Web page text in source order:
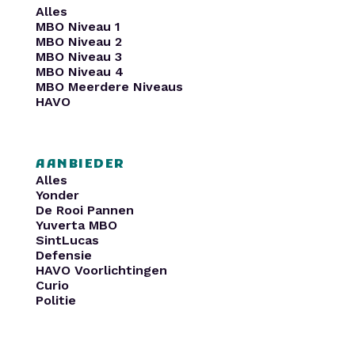
Alles
MBO Niveau 1
MBO Niveau 2
MBO Niveau 3
MBO Niveau 4
MBO Meerdere Niveaus
HAVO
AANBIEDER
Alles
Yonder
De Rooi Pannen
Yuverta MBO
SintLucas
Defensie
HAVO Voorlichtingen
Curio
Politie